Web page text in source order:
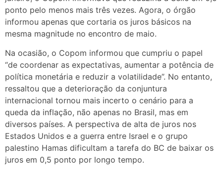
ponto pelo menos mais três vezes. Agora, o órgão
informou apenas que cortaria os juros básicos na
mesma magnitude no encontro de maio.
Na ocasião, o Copom informou que cumpriu o papel
“de coordenar as expectativas, aumentar a potência de
política monetária e reduzir a volatilidade”. No entanto,
ressaltou que a deterioração da conjuntura
internacional tornou mais incerto o cenário para a
queda da inflação, não apenas no Brasil, mas em
diversos países. A perspectiva de alta de juros nos
Estados Unidos e a guerra entre Israel e o grupo
palestino Hamas dificultam a tarefa do BC de baixar os
juros em 0,5 ponto por longo tempo.